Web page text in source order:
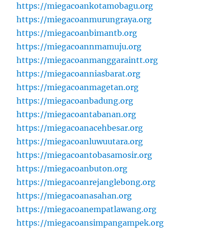
https://miegacoankotamobagu.org
https://miegacoanmurungraya.org
https://miegacoanbimantb.org
https://miegacoannmamuju.org
https://miegacoanmanggaraintt.org
https://miegacoanniasbarat.org
https://miegacoanmagetan.org
https://miegacoanbadung.org
https://miegacoantabanan.org
https://miegacoanacehbesar.org
https://miegacoanluwuutara.org
https://miegacoantobasamosir.org
https://miegacoanbuton.org
https://miegacoanrejanglebong.org
https://miegacoanasahan.org
https://miegacoanempatlawang.org
https://miegacoansimpangampek.org